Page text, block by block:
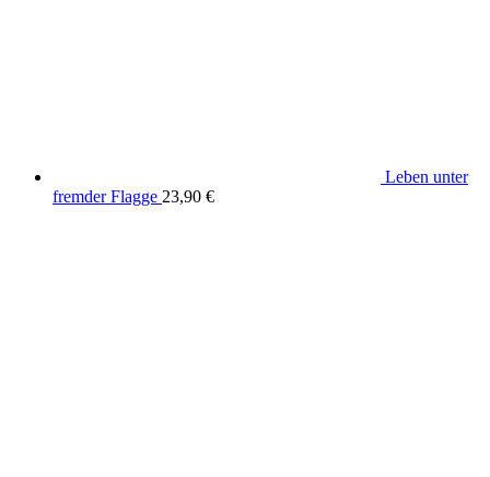
Leben unter
fremder Flagge 23,90 €